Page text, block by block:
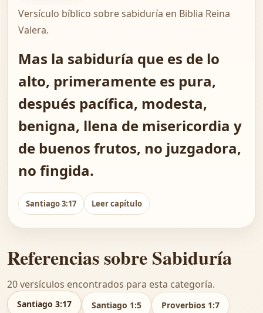
Versículo bíblico sobre sabiduría en Biblia Reina
Valera.
Mas la sabiduría que es de lo
alto, primeramente es pura,
después pacífica, modesta,
benigna, llena de misericordia y
de buenos frutos, no juzgadora,
no fingida.
Santiago 3:17 Leer capítulo
Referencias sobre Sabiduría
20 versículos encontrados para esta categoría.
Santiago 3:17 Santiago 1:5 Proverbios 1:7